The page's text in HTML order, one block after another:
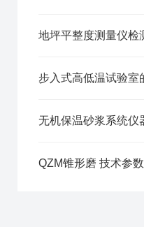
QZM锥形磨 技术参数